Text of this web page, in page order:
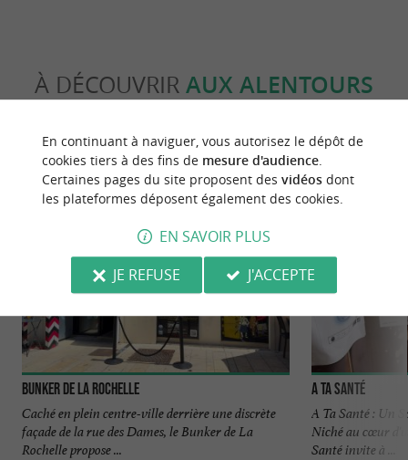
À DÉCOUVRIR AUX ALENTOURS
Découvrir S'informer Se loger
Bunker de La Rochelle
Caché en plein centre-ville derrière une discrète
façade de la rue des Dames, le Bunker de La
Rochelle propose ...
A ta Santé
A Ta Santé : Un
Niché au cœur
Santé invite à ...
En continuant à naviguer, vous autorisez le dépôt de
cookies tiers à des fins de mesure d'audience.
Certaines pages du site proposent des vidéosdont
les plateformes déposent également des cookies.
EN SAVOIR PLUS
JE REFUSE
J'ACCEPTE